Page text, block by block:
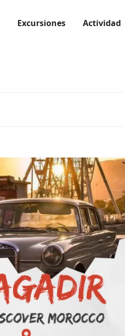
Excursiones Actividad